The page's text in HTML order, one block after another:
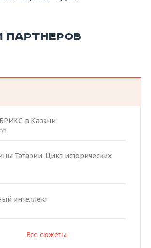
ПАРТНЕРОВ
в Казани
Татарии. Цикл исторических
интеллект
Все сюжеты